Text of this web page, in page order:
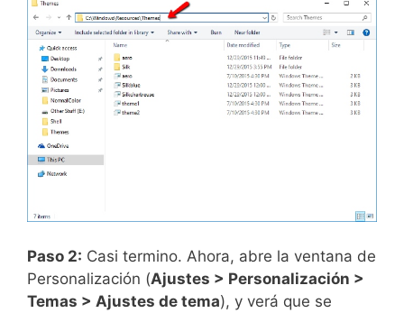
Paso 2: Casi termino. Ahora, abre la ventana de
Personalización (Ajustes > Personalización >
Temas > Ajustes de tema), y verá que se